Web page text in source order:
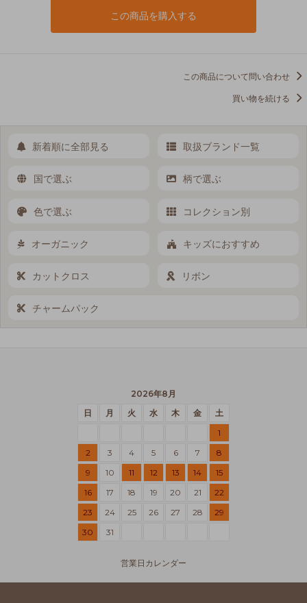
この商品を購入する
この商品について問い合わせ
買い物を続ける
新着順に全部見る 取扱ブランド一覧
国で選ぶ 柄で選ぶ
色で選ぶ コレクション別
オーガニック キッズにおすすめ
カットクロス リボン
チャームパック
2026年8月
日
月 火 水 木 金
土
1
2
3 4 5 6 7
8
9
10 11 12 13 14
15
16
17 18 19 20 21
22
23
24 25 26 27 28
29
30
31
営業日カレンダー